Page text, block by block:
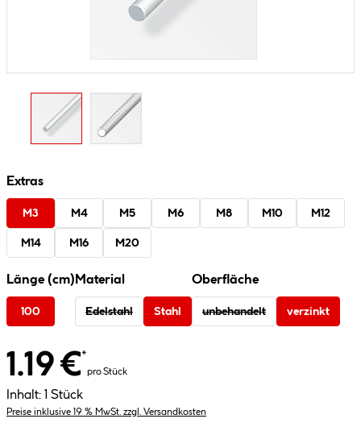
Extras
M3 M4 M5 M6 M8 M10 M12
M14 M16 M20
Länge (cm)
100
Material
Edelstahl Stahl
Oberfläche
unbehandelt verzinkt
1.19 €*
pro Stück
Inhalt: 1 Stück
Preise inklusive 19 % MwSt. zzgl. Versandkosten